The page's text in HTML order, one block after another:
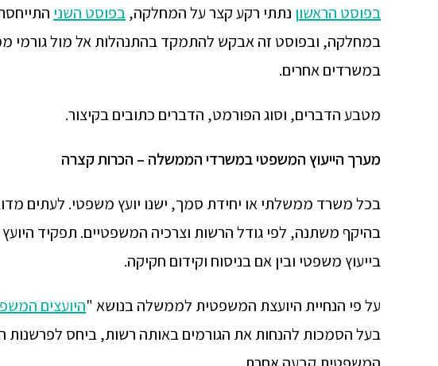
בפוסט הראשון נתתי רקע קצר על המחלקה,בפוסט השני
במחלקה, ובפוסט זה אבקש להתמקד בהתנהלות אל מול גורמי
במשרדים אחרים.
מטבע הדברים, וסוג הפורמט, הדברים כתובים בקיצור.
מערך הייעוץ המשפטי במשרדי הממשלה – הכרות קצרה
בכל משרד ממשלתי או יחידת סמך, ישנו יועץ משפטי. לעתים
בהיקף משתנה, לפי גודל הרשות וצרכיה המשפטיים. תפקיד
בייעוץ משפטי ובין אם בניסוח וקידום חקיקה.
על פי הנחיית היועצת המשפטית לממשלה בנושא "היועצים
בעל הסמכות להנחות את הגורמים באותה רשות, ביחס